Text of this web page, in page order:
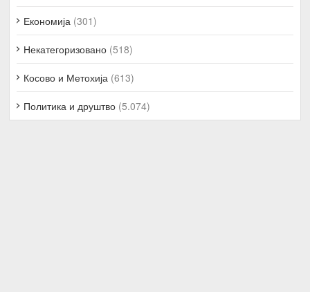
Економија (301)
Некатегоризовано (518)
Косово и Метохија (613)
Политика и друштво (5.074)